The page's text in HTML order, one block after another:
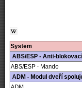
System
ABS/ESP - Anti-
ABS/ESP - Mando
ADM - Modul dveří